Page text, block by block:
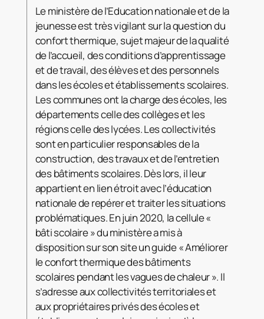
Le ministère de l’Education nationale et de la
jeunesse est très vigilant sur la question du
confort thermique, sujet majeur de la qualité
de l’accueil, des conditions d’apprentissage
et de travail, des élèves et des personnels
dans les écoles et établissements scolaires.
Les communes ont la charge des écoles, les
départements celle des collèges et les
régions celle des lycées. Les collectivités
sont en particulier responsables de la
construction, des travaux et de l’entretien
des bâtiments scolaires. Dès lors, il leur
appartient en lien étroit avec l’éducation
nationale de repérer et traiter les situations
problématiques. En juin 2020, la cellule «
bâti scolaire » du ministère a mis à
disposition sur son site un guide « Améliorer
le confort thermique des bâtiments
scolaires pendant les vagues de chaleur ». Il
s’adresse aux collectivités territoriales et
aux propriétaires privés des écoles et